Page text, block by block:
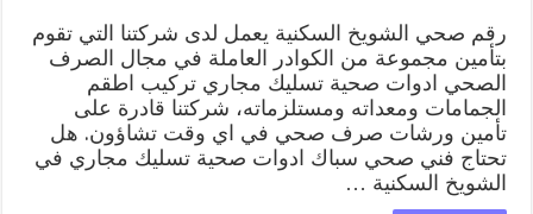
رقم صحي الشويخ السكنية يعمل لدى شركتنا التي تقوم
بتأمين مجموعة من الكوادر العاملة في مجال الصرف
الصحي ادوات صحية تسليك مجاري تركيب اطقم
الجمامات ومعداته ومستلزماته، شركتنا قادرة على
تأمين ورشات صرف صحي في اي وقت تشاؤون. هل
تحتاج فني صحي سباك ادوات صحية تسليك مجاري في
الشويخ السكنية …